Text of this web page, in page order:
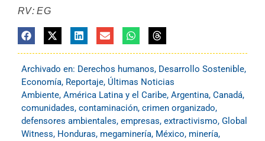
RV: EG
Archivado en: Derechos humanos, Desarrollo Sostenible,
Economía, Reportaje, Últimas Noticias
Ambiente, América Latina y el Caribe, Argentina, Canadá,
comunidades, contaminación, crimen organizado,
defensores ambientales, empresas, extractivismo, Global
Witness, Honduras, megaminería, México, minería,